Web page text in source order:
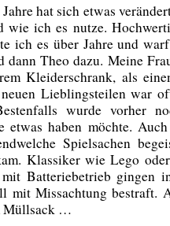
hat sich etwas
wie ich es nutze.
ich es über Jahre und
dann Theo dazu. Meine
Kleiderschrank, als
Lieblingsteilen war
wurde vorher
etwas haben möchte.
Spielsachen
Klassiker wie Lego
mit Batteriebetrieb gingen
mit Missachtung bestraft.
Müllsack …